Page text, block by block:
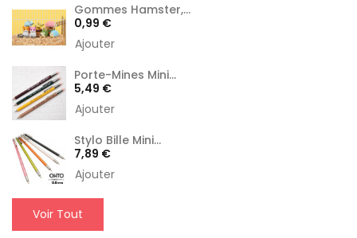
Gommes Hamster,...
Prix
0,99 €
Ajouter
Porte-Mines Mini...
Prix
5,49 €
Ajouter
Stylo Bille Mini...
Prix
7,89 €
Ajouter
Voir Tout